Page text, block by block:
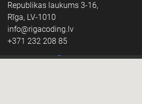
Republikas laukums 3-16,
Rīga, LV-1010
info@rigacoding.lv
+371 232 208 85